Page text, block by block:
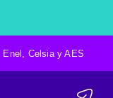
Enel, Celsia y AES